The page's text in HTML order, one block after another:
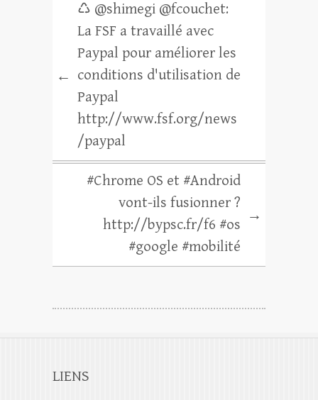
←
♺ @shimegi @fcouchet:
La FSF a travaillé avec
Paypal pour améliorer les
conditions d'utilisation de
Paypal
http://www.fsf.org/news
/paypal
#Chrome OS et #Android
vont-ils fusionner ?
http://bypsc.fr/f6 #os
#google #mobilité
→
LIENS